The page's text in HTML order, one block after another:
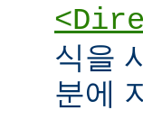
식을
분에